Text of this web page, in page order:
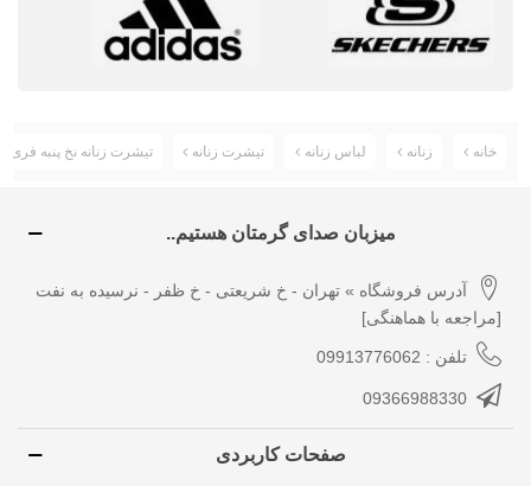
خانه زنانه لباس زنانه تیشرت زنانه تیشرت زنانه نخ پنبه فری
میزبان صدای گرمتان هستیم..
آدرس فروشگاه » تهران - خ شریعتی - خ ظفر - نرسیده به نفت
[مراجعه با هماهنگی]
تلفن : 09913776062
09366988330
صفحات کاربردی